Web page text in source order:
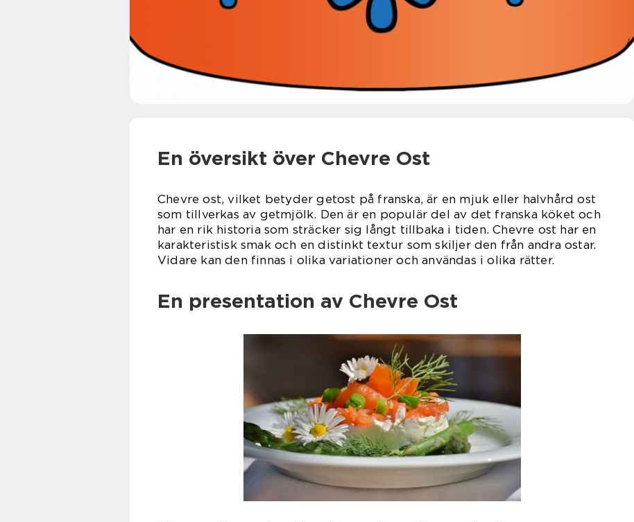
En översikt över Chevre Ost
Chevre ost, vilket betyder getost på franska, är en mjuk eller halvhård ost
som tillverkas av getmjölk. Den är en populär del av det franska köket och
har en rik historia som sträcker sig långt tillbaka i tiden. Chevre ost har en
karakteristisk smak och en distinkt textur som skiljer den från andra ostar.
Vidare kan den finnas i olika variationer och användas i olika rätter.
En presentation av Chevre Ost